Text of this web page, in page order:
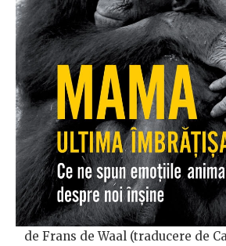
de Frans de Waal (traducere de